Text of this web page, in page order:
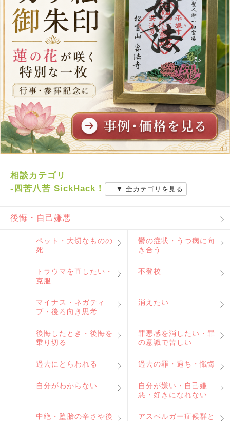
相談カテゴリ
-四苦八苦 SickHack！
▼ 全カテゴリを見る
後悔・自己嫌悪
ペット・大切なものの
死
鬱の症状・うつ病に向
き合う
トラウマを直したい・
克服
不登校
マイナス・ネガティ
ブ・後ろ向き思考
消えたい
後悔したとき・後悔を
乗り切る
罪悪感を消したい・罪
の意識で苦しい
過去にとらわれる 過去の罪・過ち・懺悔
自分がわからない
自分が嫌い・自己嫌
悪・好きになれない
中絶・堕胎の辛さや後
アスペルガー症候群と